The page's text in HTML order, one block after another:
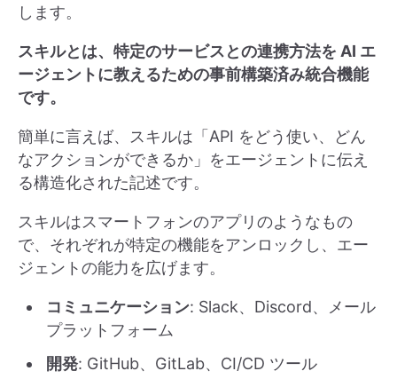
します。
スキルとは、特定のサービスとの連携方法を AI エ
ージェントに教えるための事前構築済み統合機能
です。
簡単に言えば、スキルは「API をどう使い、どん
なアクションができるか」をエージェントに伝え
る構造化された記述です。
スキルはスマートフォンのアプリのようなもの
で、それぞれが特定の機能をアンロックし、エー
ジェントの能力を広げます。
コミュニケーション: Slack、Discord、メール
プラットフォーム
開発: GitHub、GitLab、CI/CD ツール